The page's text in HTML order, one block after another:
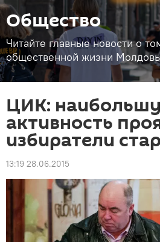
Общество
Читайте главные новости о
общественной жизни
ЦИК:
активность
избиратели
13:19 28.06.2015